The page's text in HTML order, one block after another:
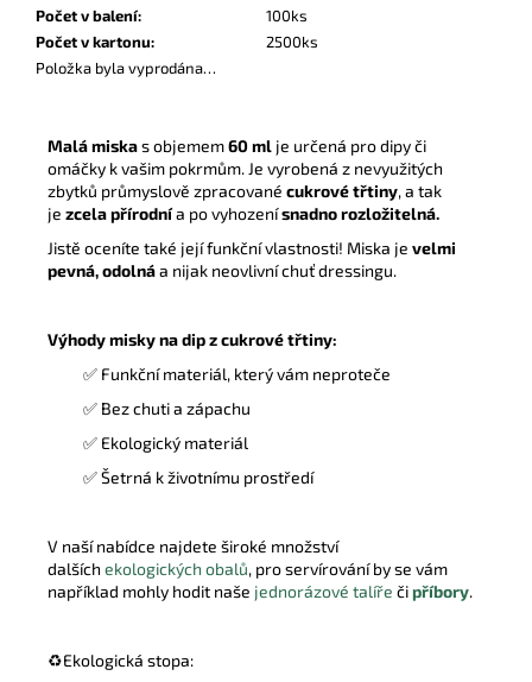
Malá miskas objemem60 ml je určená pro dipy či
omáčky k vašim pokrmům. Je vyrobená z nevyužitých
zbytků průmyslově zpracované cukrové třtiny, a tak
je zcela přírodnía po vyhozenísnadno rozložitelná.
Jistě oceníte také její funkční vlastnosti! Miska je velmi
pevná, odolnáa nijak neovlivní chuť dressingu.
Výhody misky na dip z cukrové třtiny:
✅ Funkční materiál, který vám neproteče
✅ Bez chuti a zápachu
✅ Ekologický materiál
✅ Šetrná k životnímu prostředí
V naší nabídce najdete široké množství
dalších ekologických obalů, pro servírování by se vám
například mohly hodit naše jednorázové talíře čipříbory.
♻️Ekologická stopa:
Počet v balení:
100ks
Počet v kartonu:
2500ks
Položka byla vyprodána…